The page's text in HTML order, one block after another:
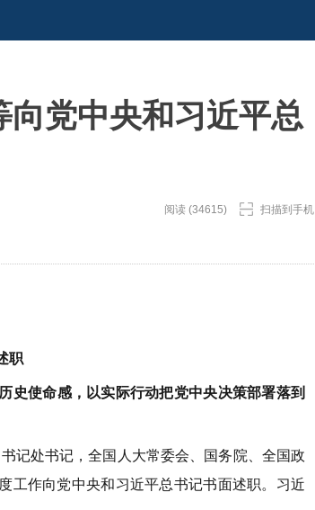
党中央和习近平总
阅读 (34615) 扫描到手机
职
史使命感，以实际行动把党中央决策部署落到
处书记，全国人大常委会、国务院、全国政
工作向党中央和习近平总书记书面述职。习近